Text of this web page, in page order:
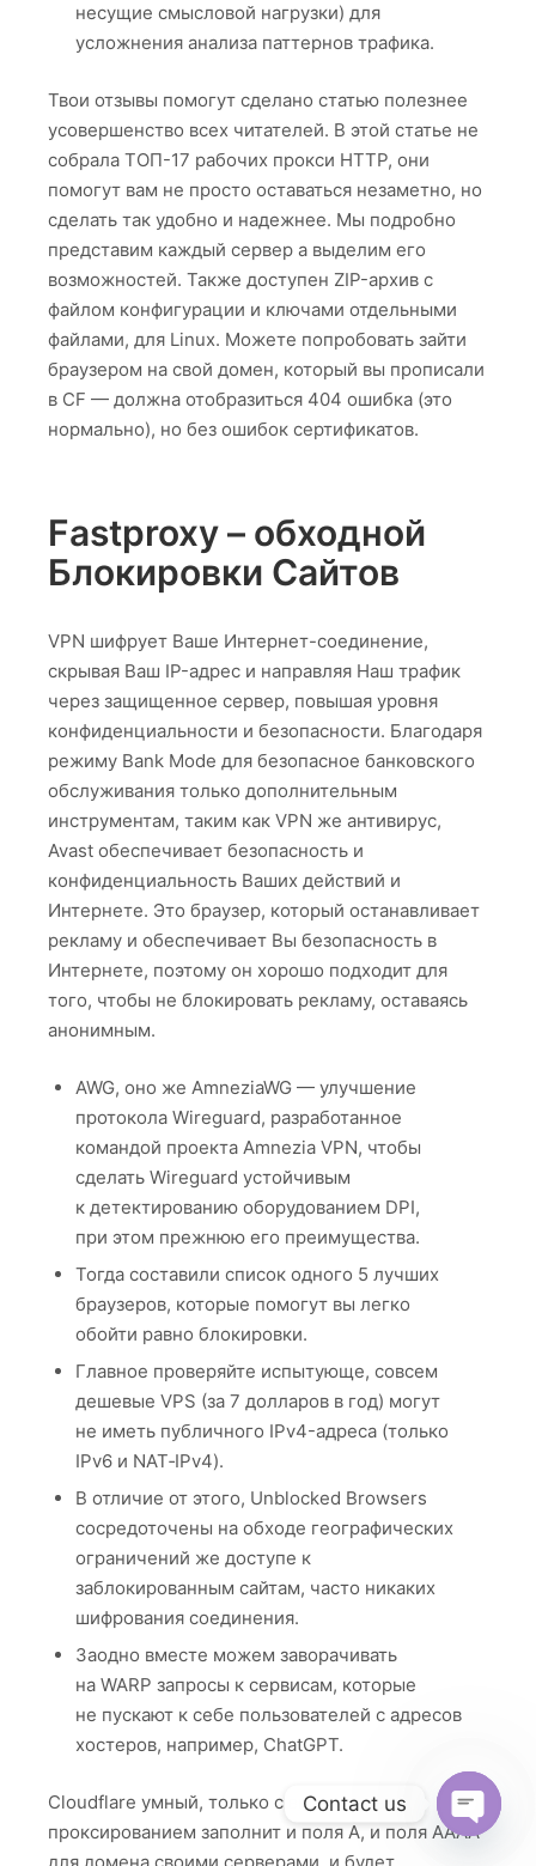
несущие смысловой нагрузки) для
усложнения анализа паттернов трафика.
Твои отзывы помогут сделано статью полезнее
усовершенство всех читателей. В этой статье не
собрала ТОП-17 рабочих прокси HTTP, они
помогут вам не просто оставаться незаметно, но
сделать так удобно и надежнее. Мы подробно
представим каждый сервер а выделим его
возможностей. Также доступен ZIP-архив с
файлом конфигурации и ключами отдельными
файлами, для Linux. Можете попробовать зайти
браузером на свой домен, который вы прописали
в CF — должна отобразиться 404 ошибка (это
нормально), но без ошибок сертификатов.
Fastproxy – обходной
Блокировки Сайтов
VPN шифрует Ваше Интернет-соединение,
скрывая Ваш IP-адрес и направляя Наш трафик
через защищенное сервер, повышая уровня
конфиденциальности и безопасности. Благодаря
режиму Bank Mode для безопасное банковского
обслуживания только дополнительным
инструментам, таким как VPN же антивирус,
Avast обеспечивает безопасность и
конфиденциальность Ваших действий и
Интернете. Это браузер, который останавливает
рекламу и обеспечивает Вы безопасность в
Интернете, поэтому он хорошо подходит для
того, чтобы не блокировать рекламу, оставаясь
анонимным.
AWG, оно же AmneziaWG — улучшение
протокола Wireguard, разработанное
командой проекта Amnezia VPN, чтобы
сделать Wireguard устойчивым
к детектированию оборудованием DPI,
при этом прежнюю его преимущества.
Тогда составили список одного 5 лучших
браузеров, которые помогут вы легко
обойти равно блокировки.
Главное проверяйте испытующе, совсем
дешевые VPS (за 7 долларов в год) могут
не иметь публичного IPv4-адреса (только
IPv6 и NAT‑IPv4).
В отличие от этого, Unblocked Browsers
сосредоточены на обходе географических
ограничений же доступе к
заблокированным сайтам, часто никаких
шифрования соединения.
Заодно вместе можем заворачивать
на WARP запросы к сервисам, которые
не пускают к себе пользователей с адресов
хостеров, например, ChatGPT.
Cloudflare умный, только с включенныи
проксированием заполнит и поля A, и поля AAAA
Contact us